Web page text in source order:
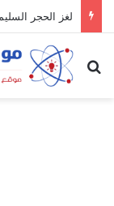
لغز الحجر
بحث عن